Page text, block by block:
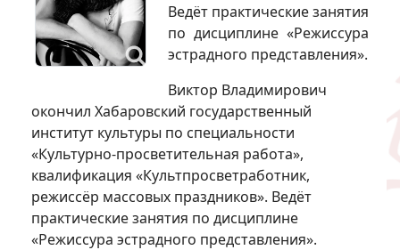
Ведёт практические занятия
по дисциплине «Режиссура
эстрадного представления».
Виктор Владимирович
окончил Хабаровский государственный
институт культуры по специальности
«Культурно-просветительная работа»,
квалификация «Культпросветработник,
режиссёр массовых праздников». Ведёт
практические занятия по дисциплине
«Режиссура эстрадного представления».